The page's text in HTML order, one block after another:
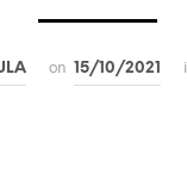
on 15/10/2021